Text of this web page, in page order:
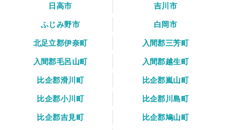
日高市
吉川市
ふじみ野市
白岡市
北足立郡伊奈町
入間郡三芳町
入間郡毛呂山町
入間郡越生町
比企郡滑川町
比企郡嵐山町
比企郡小川町
比企郡川島町
比企郡吉見町
比企郡鳩山町